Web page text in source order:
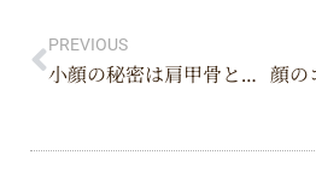
r
a
m
a a
m
PREVIOUS
小顔の秘密は肩甲骨と股関節にあった！？顔の歪みと全身の関係